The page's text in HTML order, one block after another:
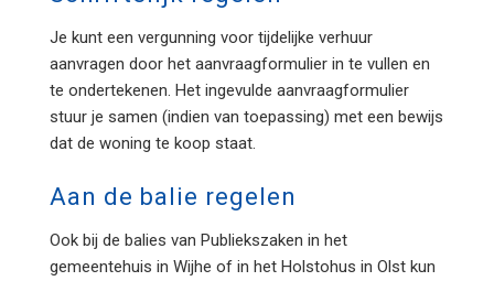
Je kunt een vergunning voor tijdelijke verhuur
aanvragen door het aanvraagformulier in te vullen en
te ondertekenen. Het ingevulde aanvraagformulier
stuur je samen (indien van toepassing) met een bewijs
dat de woning te koop staat.
Aan de balie regelen
Ook bij de balies van Publiekszaken in het
gemeentehuis in Wijhe of in het Holstohus in Olst kun